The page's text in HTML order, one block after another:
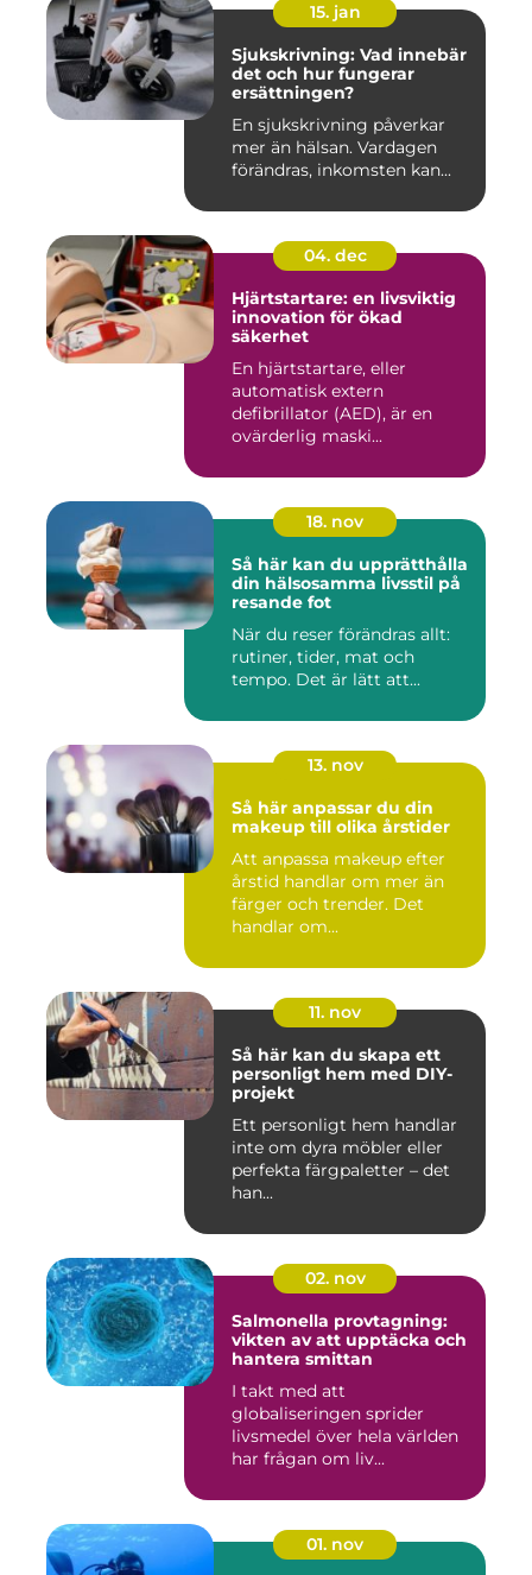
15. jan
Sjukskrivning: Vad innebär
det och hur fungerar
ersättningen?
En sjukskrivning påverkar
mer än hälsan. Vardagen
förändras, inkomsten kan...
04. dec
Hjärtstartare: en livsviktig
innovation för ökad
säkerhet
En hjärtstartare, eller
automatisk extern
defibrillator (AED), är en
ovärderlig maski...
18. nov
Så här kan du upprätthålla
din hälsosamma livsstil på
resande fot
När du reser förändras allt:
rutiner, tider, mat och
tempo. Det är lätt att...
13. nov
Så här anpassar du din
makeup till olika årstider
Att anpassa makeup efter
årstid handlar om mer än
färger och trender. Det
handlar om...
11. nov
Så här kan du skapa ett
personligt hem med DIY-
projekt
Ett personligt hem handlar
inte om dyra möbler eller
perfekta färgpaletter – det
han...
02. nov
Salmonella provtagning:
vikten av att upptäcka och
hantera smittan
I takt med att
globaliseringen sprider
livsmedel över hela världen
har frågan om liv...
01. nov